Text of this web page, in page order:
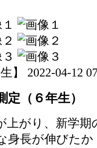
生】 2022-04-12
定（６年生）
上がり、新学
身長が伸びた